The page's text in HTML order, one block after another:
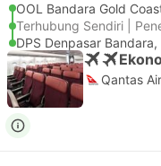
OOL Bandara Gold
Terhubung Sendiri |
DPS Denpasar Bandara,
Qantas